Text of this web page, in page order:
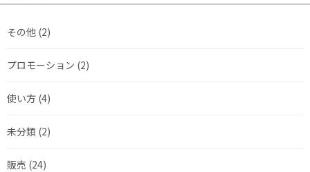
その他 (2)
プロモーション (2)
使い方 (4)
未分類 (2)
販売 (24)